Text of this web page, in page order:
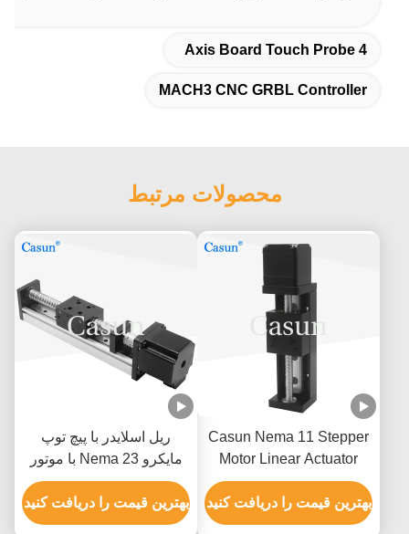
4 Axis Board Touch Probe
MACH3 CNC GRBL Controller
محصولات مرتبط
Casun Nema 11 Stepper
Motor Linear Actuator
0.6A راهنمای خطی اسلاید و
سکته قابل تنظیم 50mm-
900mm
بهترین قیمت را دریافت کنید
ریل اسلایدر با پیچ توپ
مایکرو Nema 23 با موتور
های هیبریدی Nema 23
بهترین قیمت را دریافت کنید